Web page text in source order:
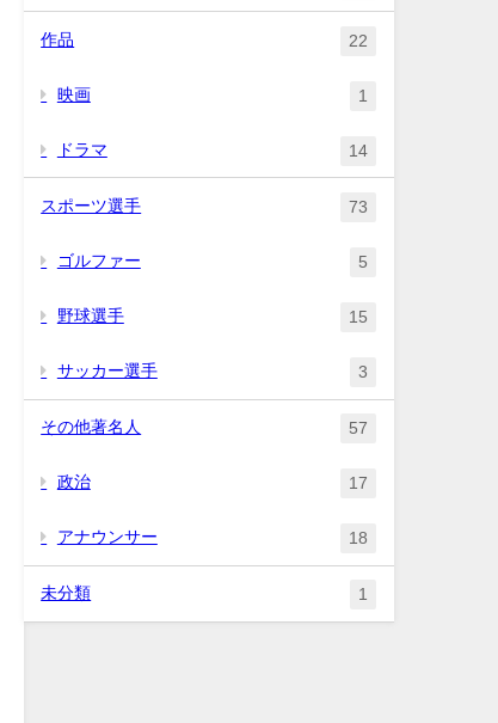
作品 22
映画 1
ドラマ 14
スポーツ選手 73
ゴルファー 5
野球選手 15
サッカー選手 3
その他著名人 57
政治 17
アナウンサー 18
未分類 1